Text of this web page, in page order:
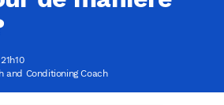
and Conditioning Coach